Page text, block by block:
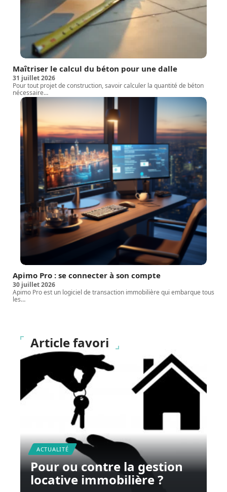
Maîtriser le calcul du béton pour une dalle
31 juillet 2026
Pour tout projet de construction, savoir calculer la quantité de béton
nécessaire…
Apimo Pro : se connecter à son compte
30 juillet 2026
Apimo Pro est un logiciel de transaction immobilière qui embarque tous
les…
Article favori
ACTUALITÉ
Pour ou contre la gestion
locative immobilière ?